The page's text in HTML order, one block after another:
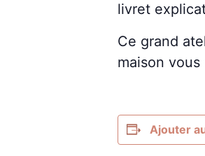
livret
Ce grand
maison
Ajouter